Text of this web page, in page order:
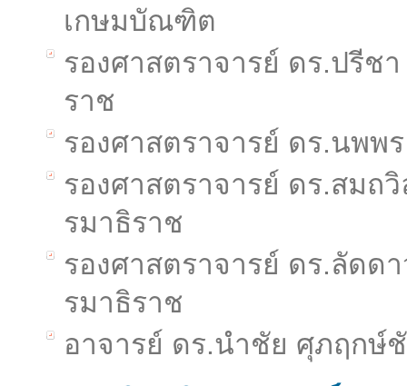
เกษมบัณฑิต
รองศาสตราจารย์ ดร.ปรีช
ราช
รองศาสตราจารย์ ดร.นพพ
รองศาสตราจารย์ ดร.สมถ
รมาธิราช
รองศาสตราจารย์ ดร.ลัด
รมาธิราช
อาจารย์ ดร.นำชัย ศุภฤกษ์